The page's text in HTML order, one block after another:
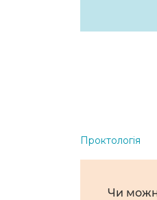
Проктологія
Чи